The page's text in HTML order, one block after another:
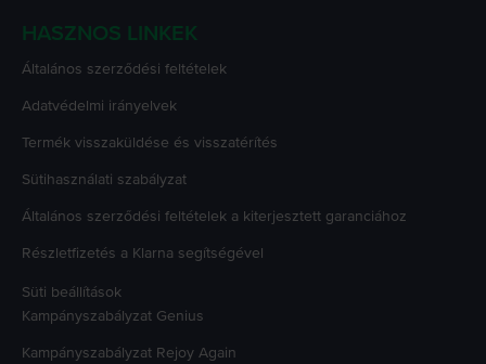
HASZNOS LINKEK
Általános szerződési feltételek
Adatvédelmi irányelvek
Termék visszaküldése és visszatérítés
Sütihasználati szabályzat
Általános szerződési feltételek a kiterjesztett garanciához
Részletfizetés a Klarna segítségével
Süti beállítások
Kampányszabályzat Genius
Kampányszabályzat Rejoy Again